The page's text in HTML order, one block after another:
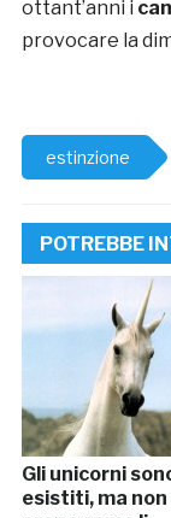
ottant’anni i
provocare la
estinzione
POTREBBE
Gli unicorni
esistiti, ma non